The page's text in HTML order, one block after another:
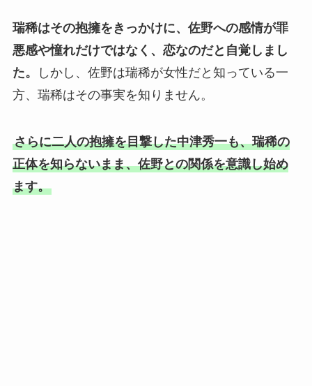
瑞稀はその抱擁をきっかけに、佐野への感情が罪
悪感や憧れだけではなく、恋なのだと自覚しまし
た。
しかし、佐野は瑞稀が女性だと知っている一
方、瑞稀はその事実を知りません。
さらに二人の抱擁を目撃した中津秀一も、瑞稀の
正体を知らないまま、佐野との関係を意識し始め
ます。